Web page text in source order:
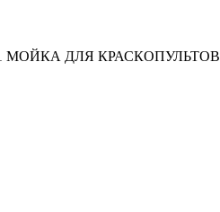
11 МОЙКА ДЛЯ КРАСКОПУЛЬТОВ